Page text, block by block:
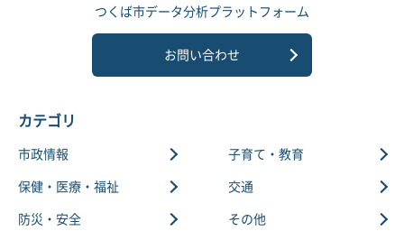
つくば市データ分析プラットフォーム
お問い合わせ
カテゴリ
市政情報 子育て・教育
保健・医療・福祉 交通
防災・安全 その他